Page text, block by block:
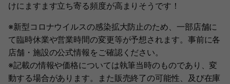
けにますます立ち寄る頻度が高まりそうです！
※新型コロナウイルスの感染拡大防止のため、一部店舗に
て臨時休業や営業時間の変更等が予想されます。事前に各
店舗・施設の公式情報をご確認ください。
※記載の情報や価格については執筆当時のものであり、変
動する場合があります。また販売終了の可能性、及び在庫